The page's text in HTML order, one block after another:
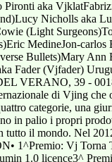
Pironti aka
Nicholls aka
(Light
MedineJon-
Bullets)Mary Ann
Fader (Vjfader)
VERANO, 39 -
di Vjing che
categorie, una
in palio i propri
tutto il mondo. Nel
1^Premio: Vj Torna
1.0 licence3^